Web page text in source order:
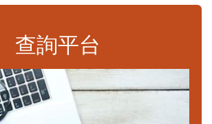
查詢平台